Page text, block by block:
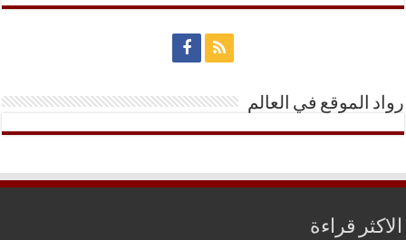
رواد الموقع في العالم
الاكثر قراءة